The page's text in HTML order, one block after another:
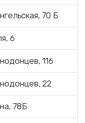
70 Б
6
116
22
78Б